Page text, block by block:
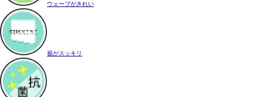
ウェーブがきれい
裾がスッキリ